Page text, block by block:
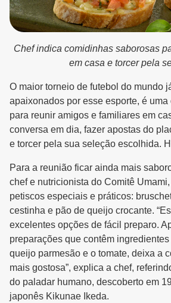
Chef indica comidinhas saborosas
em casa e torcer pela
O maior torneio de futebol do mundo
apaixonados por esse esporte, é
para reunir amigos e familiares em
conversa em dia, fazer apostas do
e torcer pela sua seleção escolhida.
Para a reunião ficar ainda mais
chef e nutricionista do Comitê
petiscos especiais e práticos:
cestinha e pão de queijo crocante.
excelentes opções de fácil preparo.
preparações que contêm
queijo parmesão e o tomate, deixa a
mais gostosa”, explica a chef,
do paladar humano, descoberto em
japonês Kikunae Ikeda.